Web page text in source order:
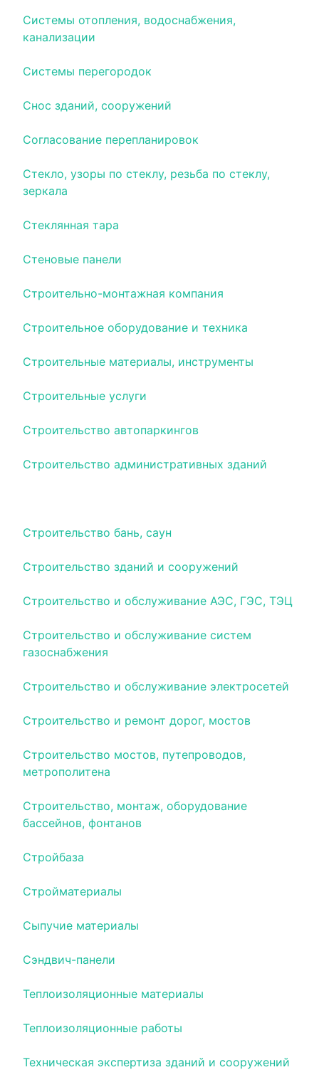
Системы отопления, водоснабжения,
канализации
Системы перегородок
Снос зданий, сооружений
Согласование перепланировок
Стекло, узоры по стеклу, резьба по стеклу,
зеркала
Стеклянная тара
Стеновые панели
Строительно-монтажная компания
Строительное оборудование и техника
Строительные материалы, инструменты
Строительные услуги
Строительство автопаркингов
Строительство административных зданий
Строительство бань, саун
Строительство зданий и сооружений
Строительство и обслуживание АЭС, ГЭС, ТЭЦ
Строительство и обслуживание систем
газоснабжения
Строительство и обслуживание электросетей
Строительство и ремонт дорог, мостов
Строительство мостов, путепроводов,
метрополитена
Строительство, монтаж, оборудование
бассейнов, фонтанов
Стройбаза
Стройматериалы
Сыпучие материалы
Сэндвич-панели
Теплоизоляционные материалы
Теплоизоляционные работы
Техническая экспертиза зданий и сооружений